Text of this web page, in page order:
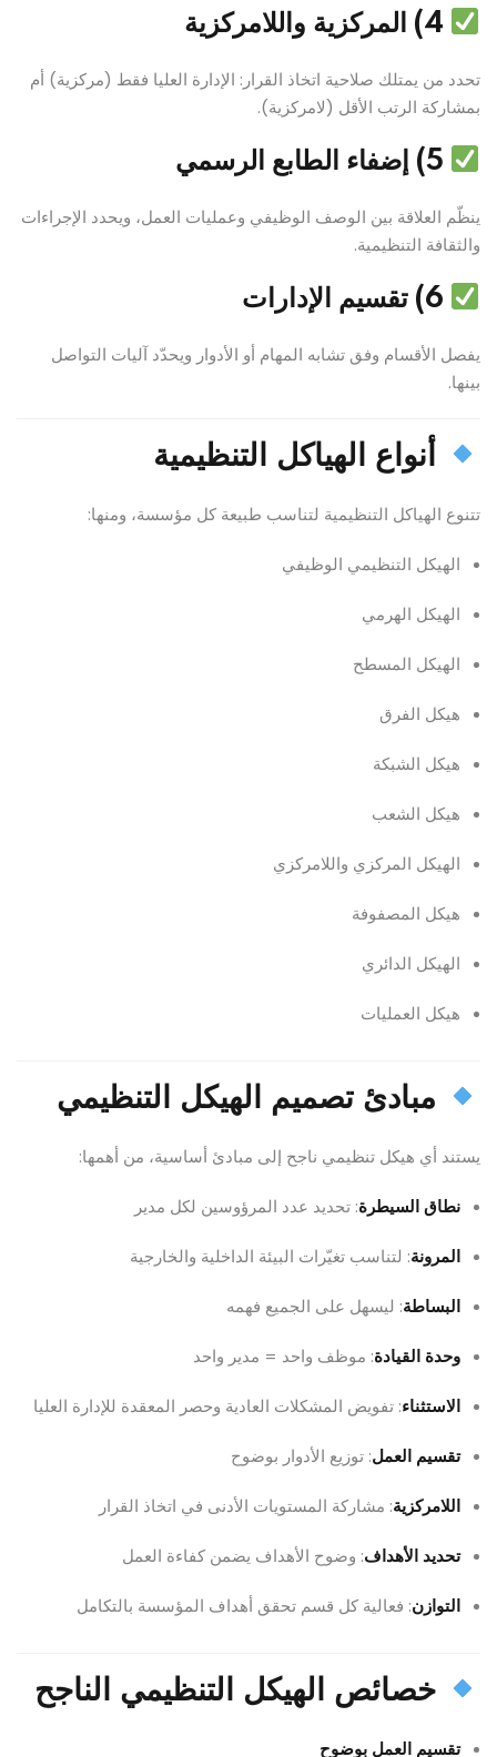
تحدد من يمتلك صلاحية اتخاذ القرار: الإدارة العليا فقط (مركزية) أم
بمشاركة الرتب الأقل (لامركزية).
ينظّم العلاقة بين الوصف الوظيفي وعمليات العمل، ويحدد الإجراءات
والثقافة التنظيمية.
يفصل الأقسام وفق تشابه المهام أو الأدوار ويحدّد آليات التواصل
بينها.
أنواع الهياكل التنظيمية
تتنوع الهياكل التنظيمية لتناسب طبيعة كل مؤسسة، ومنها:
الهيكل التنظيمي الوظيفي
الهيكل الهرمي
الهيكل المسطح
هيكل الفرق
هيكل الشبكة
هيكل الشعب
الهيكل المركزي واللامركزي
هيكل المصفوفة
الهيكل الدائري
هيكل العمليات
مبادئ تصميم الهيكل التنظيمي
يستند أي هيكل تنظيمي ناجح إلى مبادئ أساسية، من أهمها:
نطاق السيطرة: تحديد عدد المرؤوسين لكل مدير
المرونة: لتناسب تغيّرات البيئة الداخلية والخارجية
البساطة: ليسهل على الجميع فهمه
وحدة القيادة: موظف واحد = مدير واحد
الاستثناء: تفويض المشكلات العادية وحصر المعقدة للإدارة العليا
تقسيم العمل: توزيع الأدوار بوضوح
اللامركزية: مشاركة المستويات الأدنى في اتخاذ القرار
تحديد الأهداف: وضوح الأهداف يضمن كفاءة العمل
التوازن: فعالية كل قسم تحقق أهداف المؤسسة بالتكامل
خصائص الهيكل التنظيمي الناجح
تقسيم العمل بوضوح